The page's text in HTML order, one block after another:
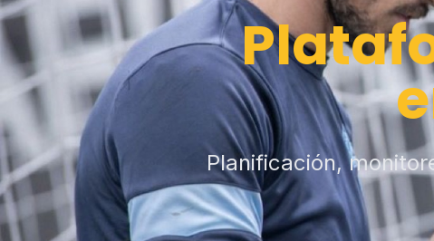
Planificación,